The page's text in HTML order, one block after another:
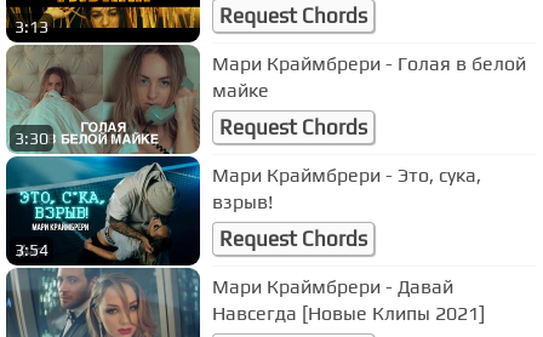
3:13 Request Chords
3:30
Мари Краймбрери - Голая в белой
майке
Request Chords
3:54
Мари Краймбрери - Это, сука,
взрыв!
Request Chords
Мари Краймбрери - Давай
Навсегда [Новые Клипы 2021]